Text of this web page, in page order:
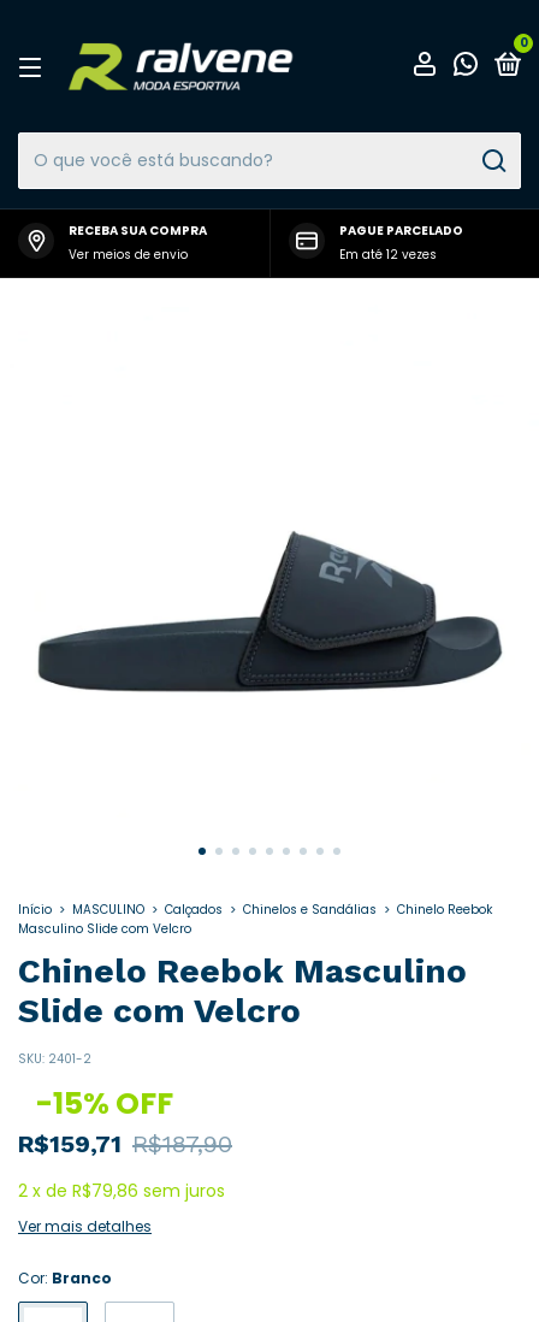
0
RECEBA SUA COMPRA
Ver meios de envio
PAGUE PARCELADO
Em até 12 vezes
Início > MASCULINO > Calçados > Chinelos e Sandálias > Chinelo Reebok
Masculino Slide com Velcro
Chinelo Reebok Masculino
Slide com Velcro
SKU: 2401-2
-15% OFF
R$159,71 R$187,90
2 x de R$79,86 sem juros
Ver mais detalhes
Cor: Branco